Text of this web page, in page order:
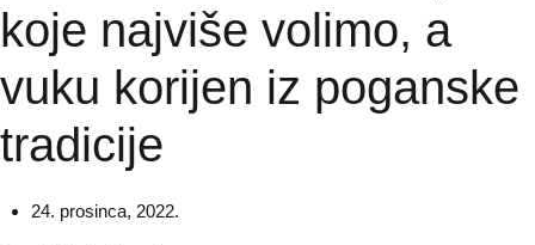
koje najviše volimo, a
vuku korijen iz poganske
tradicije
24. prosinca, 2022.